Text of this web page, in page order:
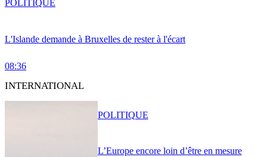
L'Islande demande à Bruxelles de rester à l'écart
08:36
POLITIQUE
INTERNATIONAL
L’Europe encore loin d’être en mesure
POLITIQUE